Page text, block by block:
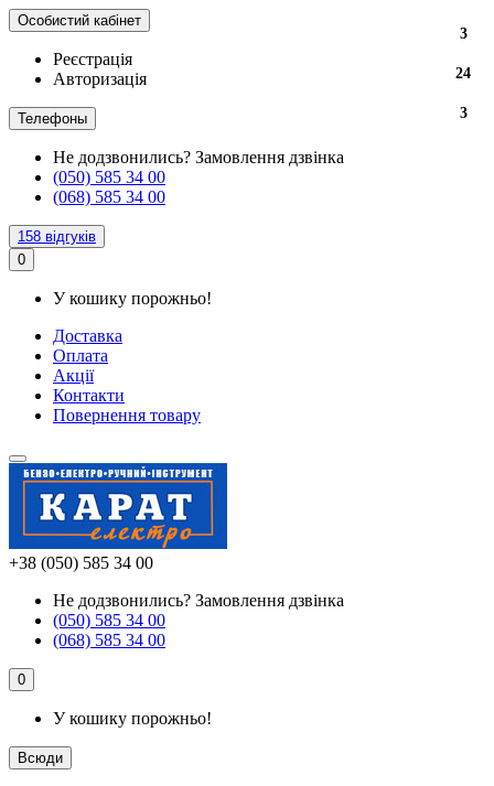
Особистий кабінет
Реєстрація
Авторизація
Телефоны
Не додзвонились? Замовлення дзвінка
(050) 585 34 00
(068) 585 34 00
158 відгуків
0
У кошику порожньо!
Доставка
Оплата
Акції
Контакти
Повернення товару
+38 (050) 585 34 00
Не додзвонились? Замовлення дзвінка
(050) 585 34 00
(068) 585 34 00
0
У кошику порожньо!
Всюди
3
24
3